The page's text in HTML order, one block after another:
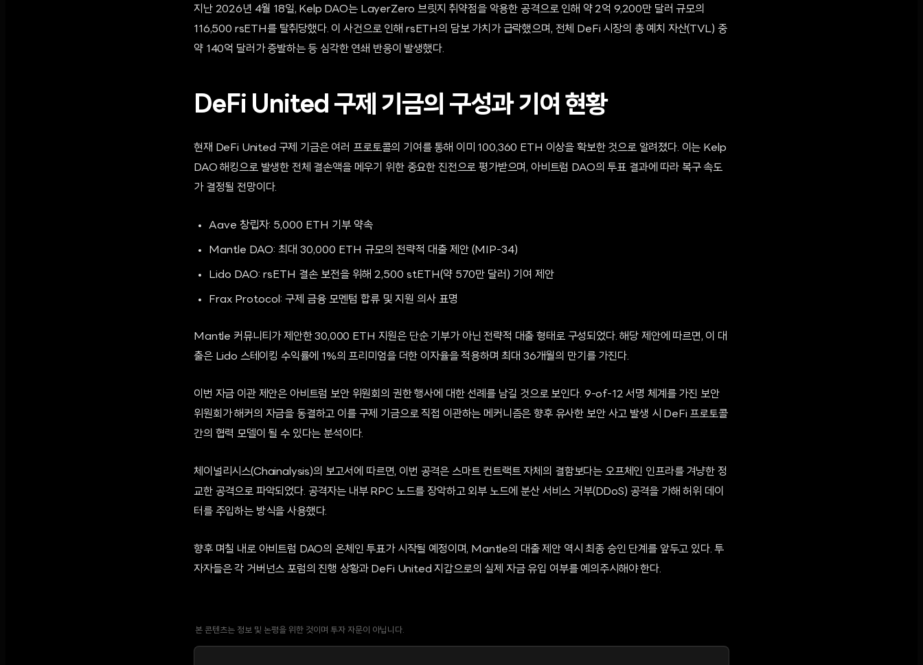
지난 2026년 4월 18일, Kelp DAO는 LayerZero 브릿지 취약점을 악용한 공격으로 인해 약 2억 9,200만 달러 규모의
116,500 rsETH를 탈취당했다. 이 사건으로 인해 rsETH의 담보 가치가 급락했으며, 전체 DeFi 시장의 총 예치 자산(TVL) 중
약 140억 달러가 증발하는 등 심각한 연쇄 반응이 발생했다.
DeFi United 구제 기금의 구성과 기여 현황
현재 DeFi United 구제 기금은 여러 프로토콜의 기여를 통해 이미 100,360 ETH 이상을 확보한 것으로 알려졌다. 이는 Kelp
DAO 해킹으로 발생한 전체 결손액을 메우기 위한 중요한 진전으로 평가받으며, 아비트럼 DAO의 투표 결과에 따라 복구 속도
가 결정될 전망이다.
Aave 창립자: 5,000 ETH 기부 약속
Mantle DAO: 최대 30,000 ETH 규모의 전략적 대출 제안 (MIP-34)
Lido DAO: rsETH 결손 보전을 위해 2,500 stETH(약 570만 달러) 기여 제안
Frax Protocol: 구제 금융 모멘텀 합류 및 지원 의사 표명
Mantle 커뮤니티가 제안한 30,000 ETH 지원은 단순 기부가 아닌 전략적 대출 형태로 구성되었다. 해당 제안에 따르면, 이 대
출은 Lido 스테이킹 수익률에 1%의 프리미엄을 더한 이자율을 적용하며 최대 36개월의 만기를 가진다.
이번 자금 이관 제안은 아비트럼 보안 위원회의 권한 행사에 대한 선례를 남길 것으로 보인다. 9-of-12 서명 체계를 가진 보안
위원회가 해커의 자금을 동결하고 이를 구제 기금으로 직접 이관하는 메커니즘은 향후 유사한 보안 사고 발생 시 DeFi 프로토콜
간의 협력 모델이 될 수 있다는 분석이다.
체이널리시스(Chainalysis)의 보고서에 따르면, 이번 공격은 스마트 컨트랙트 자체의 결함보다는 오프체인 인프라를 겨냥한 정
교한 공격으로 파악되었다. 공격자는 내부 RPC 노드를 장악하고 외부 노드에 분산 서비스 거부(DDoS) 공격을 가해 허위 데이
터를 주입하는 방식을 사용했다.
향후 며칠 내로 아비트럼 DAO의 온체인 투표가 시작될 예정이며, Mantle의 대출 제안 역시 최종 승인 단계를 앞두고 있다. 투
자자들은 각 거버넌스 포럼의 진행 상황과 DeFi United 지갑으로의 실제 자금 유입 여부를 예의주시해야 한다.
본 콘텐츠는 정보 및 논평을 위한 것이며 투자 자문이 아닙니다.